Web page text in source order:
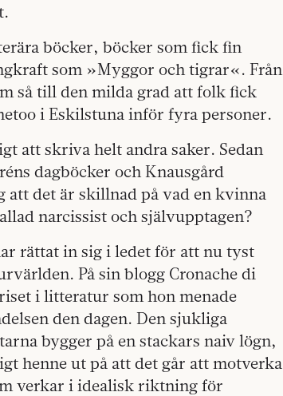
böcker, böcker som fick fin
som »Myggor och tigrar«. Från
så till den milda grad att folk fick
i Eskils­tuna inför fyra personer.
att skriva helt andra saker. Sedan
dagböcker och Knausgård
det är skillnad på vad en kvinna
narcissist och självupptagen?
rättat in sig i ledet för att nu tyst
På sin blogg Cronache di
i litteratur som hon menade
den dagen. Den sjukliga
bygger på en stackars naiv lögn,
henne ut på att det går att motverka
verkar i idealisk riktning för